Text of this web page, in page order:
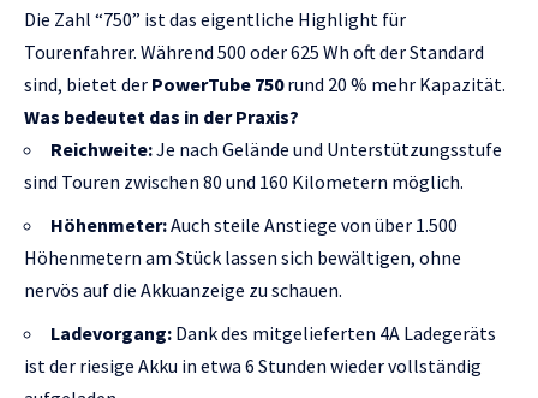
Die Zahl “750” ist das eigentliche Highlight für
Tourenfahrer. Während 500 oder 625 Wh oft der Standard
sind, bietet der PowerTube 750rund 20 % mehr Kapazität.
Was bedeutet das in der Praxis?
Reichweite:Je nach Gelände und Unterstützungsstufe
sind Touren zwischen 80 und 160 Kilometern möglich.
Höhenmeter:Auch steile Anstiege von über 1.500
Höhenmetern am Stück lassen sich bewältigen, ohne
nervös auf die Akkuanzeige zu schauen.
Ladevorgang: Dank des mitgelieferten 4A Ladegeräts
ist der riesige Akku in etwa 6 Stunden wieder vollständig